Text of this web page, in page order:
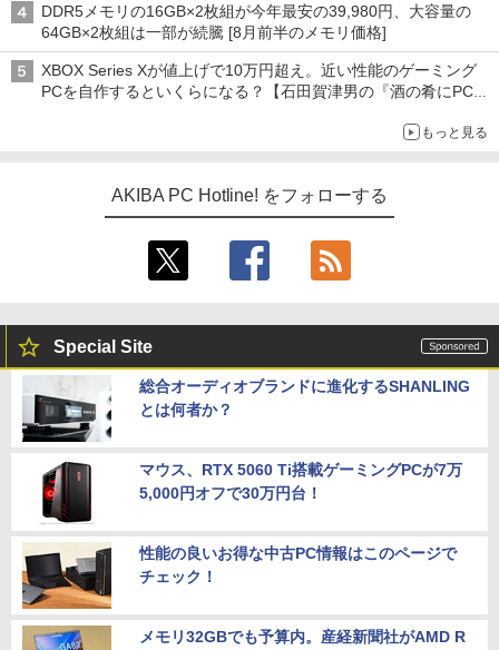
DDR5メモリの16GB×2枚組が今年最安の39,980円、大容量の
64GB×2枚組は一部が続騰 [8月前半のメモリ価格]
XBOX Series Xが値上げで10万円超え。近い性能のゲーミング
PCを自作するといくらになる？【石田賀津男の『酒の肴にPCゲ
もっと見る
AKIBA PC Hotline! をフォローする
Special Site
総合オーディオブランドに進化するSHANLING
とは何者か？
マウス、RTX 5060 Ti搭載ゲーミングPCが7万
5,000円オフで30万円台！
性能の良いお得な中古PC情報はこのページで
チェック！
メモリ32GBでも予算内。産経新聞社がAMD R